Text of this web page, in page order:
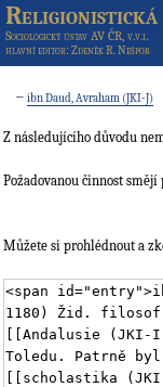
Religionistická
Sociologický ústav AV ČR, v.v.i.
hlavní editor: Zdeněk R. Nešpor
←ibn Daud, Avraham (JKI-J)
Z následujícího důvodu
Požadovanou činnost
Můžete si prohlédnout a